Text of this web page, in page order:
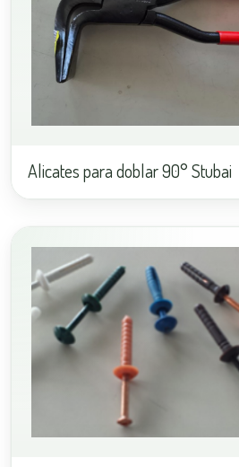
Alicates para doblar 90° Stubai